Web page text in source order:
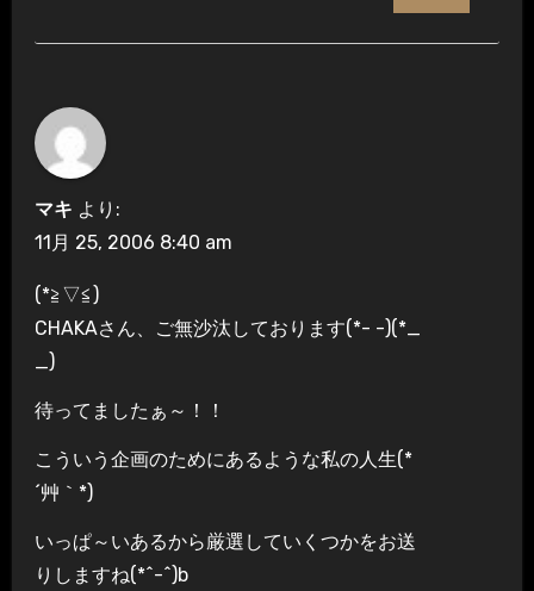
マキ より:
11月 25, 2006 8:40 am
(*≧▽≦)
CHAKAさん、ご無沙汰しております(*- -)(*_
_)
待ってましたぁ～！！
こういう企画のためにあるような私の人生(*
´艸｀*)
いっぱ～いあるから厳選していくつかをお送
りしますね(*^-^)b